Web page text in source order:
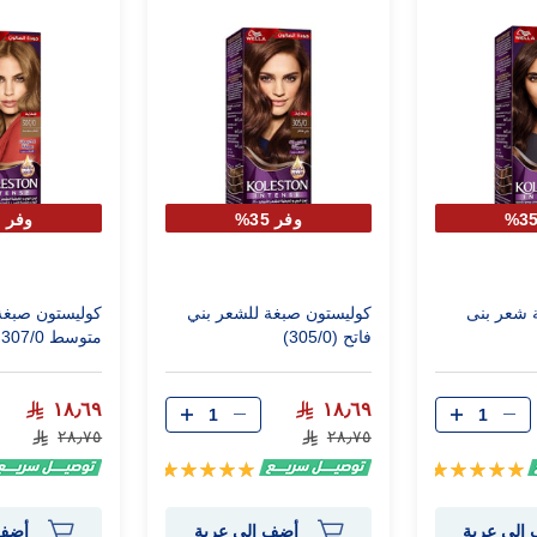
شعر بنى
تقييم:
إلى عربة
وفر 35%
كوليستون صبغة للشعر بني
فاتح (305/0)
١٨٫٦٩
٢٨٫٧٥
تقييم:
أضف إلى عربة
وفر 35%
كوليستون
متوسط 307/0
١٨٫٦٩
٢٨٫٧٥